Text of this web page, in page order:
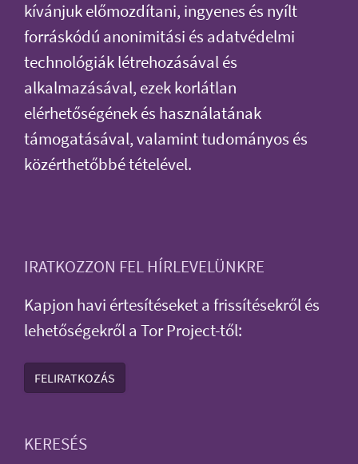
kívánjuk előmozdítani, ingyenes és nyílt
forráskódú anonimitási és adatvédelmi
technológiák létrehozásával és
alkalmazásával, ezek korlátlan
elérhetőségének és használatának
támogatásával, valamint tudományos és
közérthetőbbé tételével.
IRATKOZZON FEL HÍRLEVELÜNKRE
Kapjon havi értesítéseket a frissítésekről és
lehetőségekről a Tor Project-től:
FELIRATKOZÁS
KERESÉS